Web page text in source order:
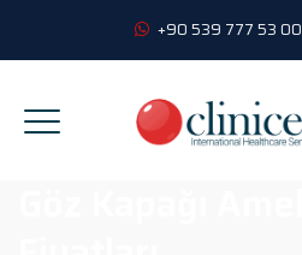
+90 539 777 53 00